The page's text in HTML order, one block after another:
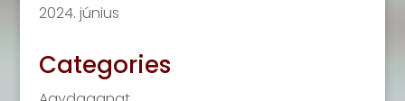
2024. június
Categories